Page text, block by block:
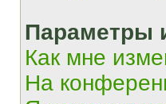
Параметры
Как мне
На